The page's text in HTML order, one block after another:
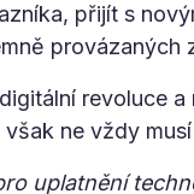
přijít s
provázaných
revoluce
však ne vždy
uplatnění